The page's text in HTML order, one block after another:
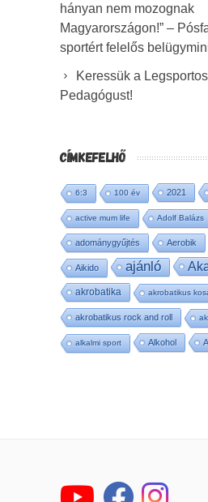
hányan nem mozognak
Magyarországon!” –
sportért felelős
Keressük a
Pedagógust!
CÍMKEFELHŐ
6:3 100 év 2021
active mum life Adolf Balázs
adománygyűjtés Aerobik
Aikido ajánló
akrobatika akrobatikus
akrobatikus rock and roll
alkalmi sport Alkohol